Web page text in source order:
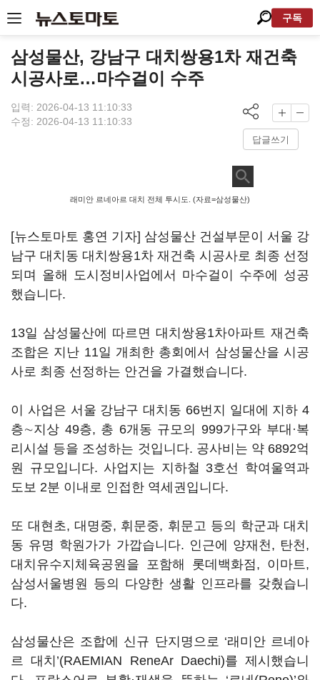
구독
삼성물산, 강남구 대치쌍용1차 재건축
시공사로…마수걸이 수주
입력: 2026-04-13 11:10:33
수정: 2026-04-13 11:10:33
답글쓰기
래미안 르네아르 대치 전체 투시도. (자료=삼성물산)
[뉴스토마토 홍연 기자] 삼성물산 건설부문이 서울 강
남구 대치동 대치쌍용1차 재건축 시공사로 최종 선정
되며 올해 도시정비사업에서 마수걸이 수주에 성공
했습니다.
13일 삼성물산에 따르면 대치쌍용1차아파트 재건축
조합은 지난 11일 개최한 총회에서 삼성물산을 시공
사로 최종 선정하는 안건을 가결했습니다.
이 사업은 서울 강남구 대치동 66번지 일대에 지하 4
층∼지상 49층, 총 6개동 규모의 999가구와 부대·복
리시설 등을 조성하는 것입니다. 공사비는 약 6892억
원 규모입니다. 사업지는 지하철 3호선 학여울역과
도보 2분 이내로 인접한 역세권입니다.
또 대현초, 대명중, 휘문중, 휘문고 등의 학군과 대치
동 유명 학원가가 가깝습니다. 인근에 양재천, 탄천,
대치유수지체육공원을 포함해 롯데백화점, 이마트,
삼성서울병원 등의 다양한 생활 인프라를 갖췄습니
다.
삼성물산은 조합에 신규 단지명으로 ‘래미안 르네아
르 대치’(RAEMIAN ReneAr Daechi)를 제시했습니